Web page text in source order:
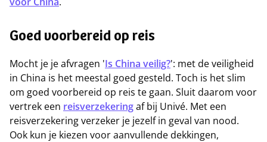
Goed voorbereid op reis
Mocht je je afvragen 'Is China veilig?': met de veiligheid
in China is het meestal goed gesteld. Toch is het slim
om goed voorbereid op reis te gaan. Sluit daarom voor
vertrek een reisverzekeringaf bij Univé. Met een
reisverzekering verzeker je jezelf in geval van nood.
Ook kun je kiezen voor aanvullende dekkingen,